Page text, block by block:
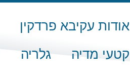
אודות עקיבא פרדקין
קטעי מדיה
גלריה